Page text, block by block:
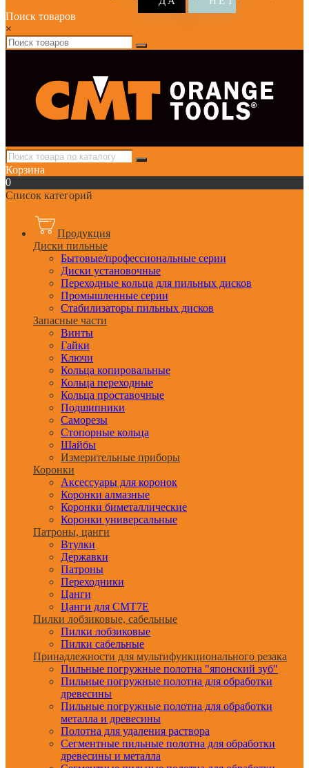
Поиск товаров
×
Корзина
0
Список категорий
Продукция
Диски пильные
Бытовые/профессиональные серии
Диски установочные
Переходные кольца для пильных дисков
Промышленные серии
Стабилизаторы пильных дисков
Запасные части
Винты
Гайки
Ключи
Кольца копировальные
Кольца переходные
Кольца проставочные
Подшипники
Саморезы
Стопорные кольца
Шайбы
Измерительные приборы
Коронки
Аксессуары для коронок
Коронки алмазные
Коронки биметаллические
Коронки универсальные
Патроны, цанги
Втулки
Державки
Патроны
Переходники
Цанги
Цанги для CMT7E
Пилки лобзиковые, сабельные
Пилки лобзиковые
Пилки сабельные
Принадлежности для мультифункционального резака
Пильные погружные полотна "японский зуб"
Пильные погружные полотна для обработки
древесины
Пильные погружные полотна для обработки
металла и древесины
Полотна для удаления раствора
Сегментные пильные полотна для обработки
древесины и металла